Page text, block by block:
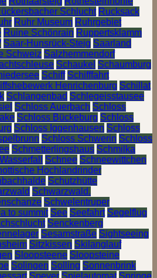
Schlucht Rucksack
Ruhr Museum Ruhrgebiet
Ruine Schönrain Ruppertsklamm
Saar-Hunsrück-Steig Saarland
Schweiz Salzhemmendorf
Schaukel Schaumburg
Schiff Schifffahrt
Henrichenburg Schillat
Schlangenbad Schlegeisstausee
Schloss Auerbach Schloss
Schloss Bückeburg Schloss
Schloss Iggenhausen Schloss
Schloss Schwerin Schloss
Schmetterlingshaus Schmilka
Schnee Schneewittchen
Hochlandrinder
Schutzhütte
Schwarzwald.
Schwelentruper
to summit See Seefahrt Segelflug
Senckenberg
Sesamstraße Sightseeing
Sitzkissen Skilanglauf
Sloopsteene Sloopsteine
Solingen Solling Sonnenbrink
Speyer Spielautomat Springe